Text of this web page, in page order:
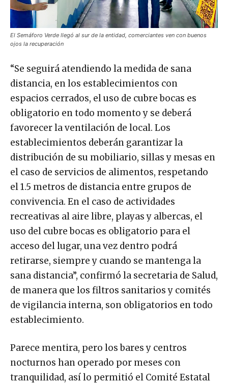
El Semáforo Verde llegó al sur de la entidad, comerciantes ven con buenos
ojos la recuperación
“Se seguirá atendiendo la medida de sana
distancia, en los establecimientos con
espacios cerrados, el uso de cubre bocas es
obligatorio en todo momento y se deberá
favorecer la ventilación de local. Los
establecimientos deberán garantizar la
distribución de su mobiliario, sillas y mesas en
el caso de servicios de alimentos, respetando
el 1.5 metros de distancia entre grupos de
convivencia. En el caso de actividades
recreativas al aire libre, playas y albercas, el
uso del cubre bocas es obligatorio para el
acceso del lugar, una vez dentro podrá
retirarse, siempre y cuando se mantenga la
sana distancia”, confirmó la secretaria de Salud,
de manera que los filtros sanitarios y comités
de vigilancia interna, son obligatorios en todo
establecimiento.
Parece mentira, pero los bares y centros
nocturnos han operado por meses con
tranquilidad, así lo permitió el Comité Estatal